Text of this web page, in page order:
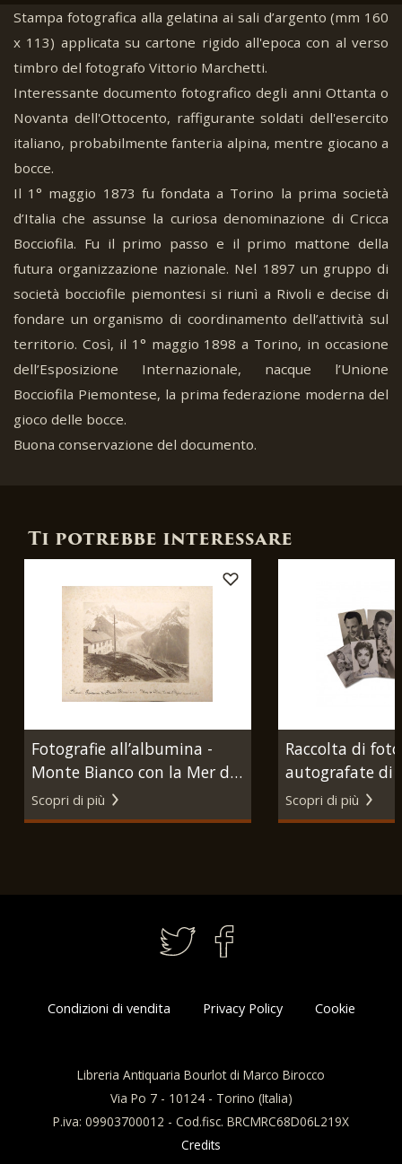
Stampa fotografica alla gelatina ai sali d’argento (mm 160
x 113) applicata su cartone rigido all'epoca con al verso
timbro del fotografo Vittorio Marchetti.
Interessante documento fotografico degli anni Ottanta o
Novanta dell'Ottocento, raffigurante soldati dell'esercito
italiano, probabilmente fanteria alpina, mentre giocano a
bocce.
Il 1° maggio 1873 fu fondata a Torino la prima società
d’Italia che assunse la curiosa denominazione di Cricca
Bocciofila. Fu il primo passo e il primo mattone della
futura organizzazione nazionale. Nel 1897 un gruppo di
società bocciofile piemontesi si riunì a Rivoli e decise di
fondare un organismo di coordinamento dell’attività sul
territorio. Così, il 1° maggio 1898 a Torino, in occasione
dell’Esposizione Internazionale, nacque l’Unione
Bocciofila Piemontese, la prima federazione moderna del
gioco delle bocce.
Buona conservazione del documento.
Ti potrebbe interessare
Fotografie all’albumina -
Monte Bianco con la Mer de
Glace e L'Île Rousseau sul
lago di Ginevra. 1880 circa.
Scopri di più
Raccolta di
autografate di
cantanti
del XX secolo.
Scopri di più
Condizioni di vendita Privacy Policy Cookie
Libreria Antiquaria Bourlot di Marco Birocco
Via Po 7 - 10124 - Torino (Italia)
P.iva: 09903700012 - Cod.fisc. BRCMRC68D06L219X
Credits